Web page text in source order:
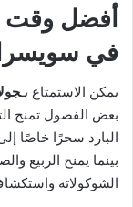
أفضل وقت
في
يمكن الاستمتاع بـ
بعض الفصول تمنح
البارد سحرًا خاصًا
بينما يمنح الربيع
الشوكولاتة